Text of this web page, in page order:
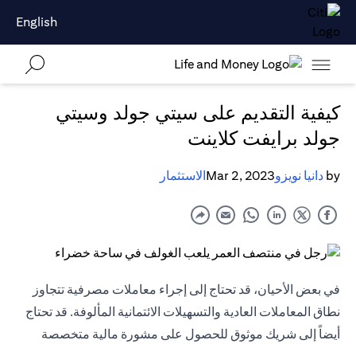
English
كيفية التقديم على سيتي جولد وسيتي
جولد برايفت كلاينت
by دانيا نويزوMar 2, 2023الاستثمار
في بعض الأحيان، قد تحتاج إلى إجراء معاملات مصرفية تتجاوز
نطاق المعاملات العادية والتسهيلات الائتمانية المألوفة. قد تحتاج
أيضاً إلى شريك موثوق للحصول على مشورة مالية متخصصة